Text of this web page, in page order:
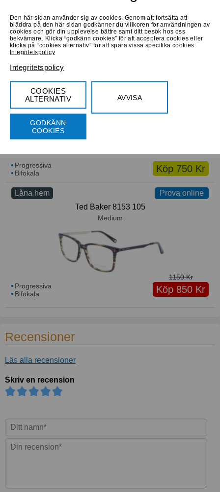
Köp 760 Kr
Progressiva
Bifokala
Låna hem
Medium
Köp 750 Kr
Progressiva
Bifokala
Prova online
Prova online
Låna hem
Ted Baker 8153 105
Medium
Köp 850 Kr
1150 Kr
Progressiva
Bifokala
Recensioner
Läs alla recensioner
Skriv en recension
Den här sidan använder sig av cookies. Genom att fortsätta att
bläddra på den här sidan godkänner du villkoren för användningen av
cookies och gör din upplevelse bättre samt ditt besök hos oss
bekvämare. Klicka “godkänn cookies” för att acceptera cookies eller
klicka på “cookies alternativ” för att spara vissa specifika cookies.
Integritetspolicy
Integritetspolicy
COOKIES
ALTERNATIV
AVVISA
GODKÄNN
COOKIES